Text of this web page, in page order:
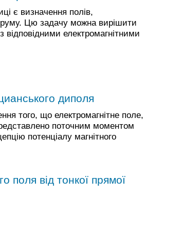
є визначення полів,
Цю задачу можна вирішити
електромагнітними
диполя
того, що електромагнітне поле,
поточним моментом
потенціалу магнітного
поля від тонкої прямої